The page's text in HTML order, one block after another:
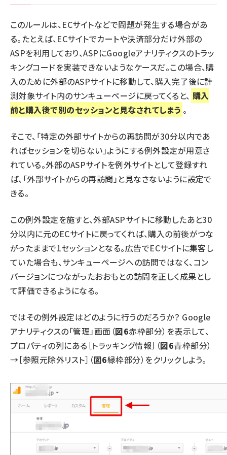
このルールは、ECサイトなどで問題が発生する場合があ
る。たとえば、ECサイトでカートや決済部分だけ外部の
ASPを利用しており、ASPにGoogleアナリティクスのトラッ
キングコードを実装できないようなケースだ。この場合、購
入のために外部のASPサイトに移動して、購入完了後に計
測対象サイト内のサンキューページに戻ってくると、 購入
前と購入後で別のセッションと見なされてしまう 。
そこで、「特定の外部サイトからの再訪問が30分以内であ
ればセッションを切らない」ようにする例外設定が用意さ
れている。外部のASPサイトを例外サイトとして登録すれ
ば、「外部サイトからの再訪問」と見なさないように設定で
きる。
この例外設定を施すと、外部ASPサイトに移動したあと30
分以内に元のECサイトに戻ってくれば、購入の前後がつな
がったままで1セッションとなる。広告でECサイトに集客し
ていた場合も、サンキューページへの訪問ではなく、コン
バージョンにつながったおおもとの訪問を正しく成果とし
て評価できるようになる。
ではその例外設定はどのように行うのだろうか？ Google
アナリティクスの「管理」画面（図6赤枠部分）を表示して、
プロパティの列にある［トラッキング情報］（図6青枠部分）
→［参照元除外リスト］（図6緑枠部分）をクリックしよう。